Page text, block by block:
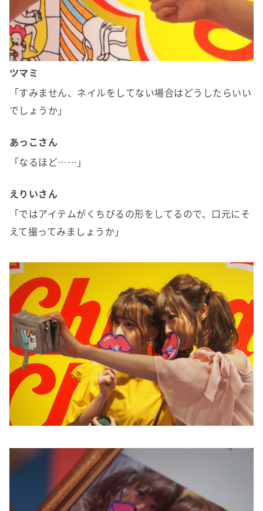
ツマミ
「すみません、ネイルをしてない場合はどうしたらいい
でしょうか」
あっこさん
「なるほど……」
えりいさん
「ではアイテムがくちびるの形をしてるので、口元にそ
えて撮ってみましょうか」